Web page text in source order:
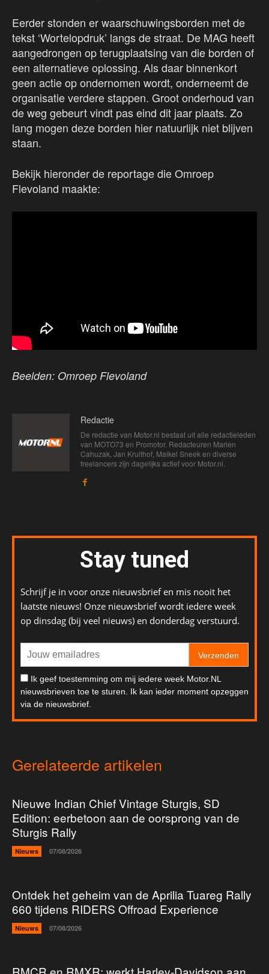
Eerder stonden er waarschuwingsborden met de
tekst ‘Wortelopdruk’ langs de straat. De MAG heeft
aangedrongen op terugplaatsing van die borden of
een alternatieve oplossing. Als daar binnenkort
geen actie op ondernomen wordt, onderneemt de
organisatie verdere stappen. Groot onderhoud van
de weg gebeurt vindt pas eind dit jaar plaats. Zo
lang mogen deze borden hier natuurlijk niet blijven
staan.
Bekijk hieronder de reportage die Omroep
Flevoland maakte:
Beelden: Omroep Flevoland
Redactie
De redactie van Motor.nl bestaat uit alle redactieleden
van MOTO73 en Promotor. Redacteuren Marien
Cahuzak, Jan Kruithof, Maikel Sneek en diverse
freelancers zijn dagelijks actief voor Motor.nl.
Stay tuned
Schrijf je in voor onze nieuwsbrief en mis nooit het
laatste nieuws! Onze nieuwsbrief wordt iedere week
op dinsdag (bij veel nieuws) en donderdag verstuurd.
Verzenden
Ik geef toestemming om mij iedere week Motor.NL
nieuwsbrieven toe te sturen. Ik kan ieder moment opzeggen
via de nieuwsbrief.
Gerelateerde artikelen
Nieuwe Indian Chief Vintage Sturgis, SD
Edition: eerbetoon aan de oorsprong van de
Sturgis Rally
Nieuws 07/08/2026
Ontdek het geheim van de Aprilia Tuareg Rally
660 tijdens RIDERS Offroad Experience
Nieuws 07/08/2026